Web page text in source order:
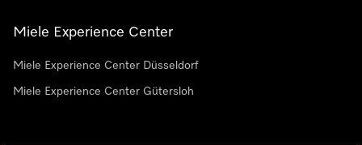
Miele Experience Center
Miele Experience Center Düsseldorf
Miele Experience Center Gütersloh